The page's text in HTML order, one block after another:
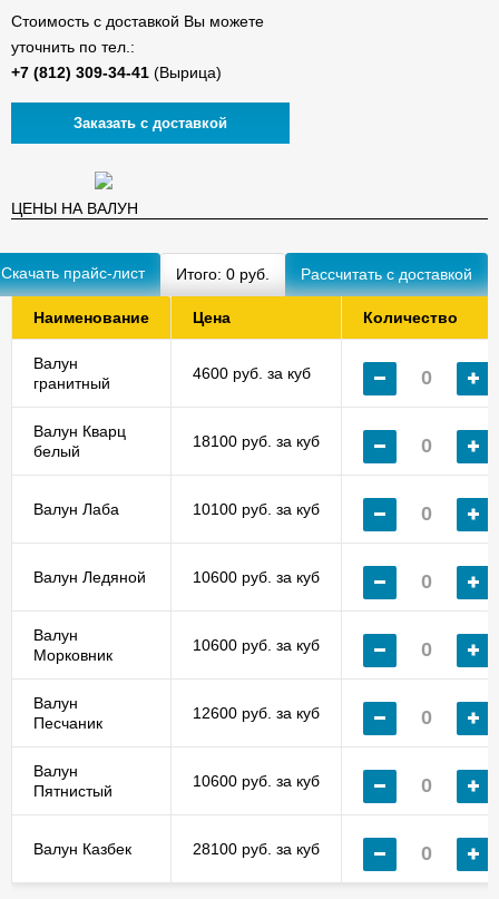
Стоимость с доставкой Вы можете
уточнить по тел.:
(Вырица)
Заказать с доставкой
ЦЕНЫ НА ВАЛУН
Скачать прайс-лист Итого: 0 руб.
Наименование Цена Количество
Валун
гранитный
4600 руб. за куб
Валун Кварц
белый
18100 руб. за куб
Валун Лаба 10100 руб. за куб
Валун Ледяной 10600 руб. за куб
Валун
Морковник
10600 руб. за куб
Валун
Песчаник
12600 руб. за куб
Валун
Пятнистый
10600 руб. за куб
Валун Казбек 28100 руб. за куб